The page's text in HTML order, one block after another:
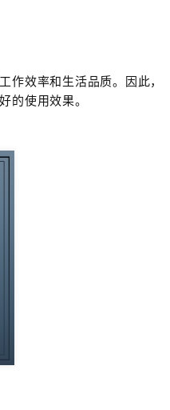
作效率和生活品质。因此，
的使用效果。